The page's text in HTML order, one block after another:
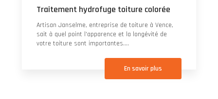
Traitement hydrofuge toiture colorée
Artisan Janselme, entreprise de toiture à Vence,
sait à quel point l'apparence et la longévité de
votre toiture sont importantes....
En savoir plus